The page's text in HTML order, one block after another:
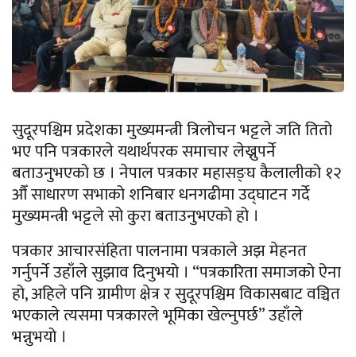
सुदूरपश्चिम प्रदेशका मुख्यमन्त्री त्रिलोचन भट्टले जति तितो
भए पनि पत्रकारले यथार्थपरक समाचार लेख्नुपर्ने
बताउनुभएको छ । नेपाल पत्रकार महासङ्घ कैलालीको १२
औँ साधारण सभाको शनिबार धनगढीमा उद्घाटन गर्दे
मुख्यमन्त्री भट्टले सो कुरा बताउनुभएको हो ।
पत्रकार आचारसंहिता पालनामा पत्रकाले अझ मेहनत
गर्नुपर्ने उहाँले सुझाव दिनुभयो । “पत्रकारिता समाजको ऐना
हो, अहिले पनि ग्रामीण क्षेत्र र सुदूरपश्चिम विकासबाट वञ्चित
भएकाले त्यसमा पत्रकारले भूमिका खेल्नुपर्छ” उहाँले
भन्नुभयो ।